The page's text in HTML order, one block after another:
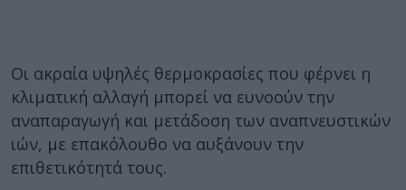
Οι ακραία υψηλές θερμοκρασίες που φέρνει η
κλιματική αλλαγή μπορεί να ευνοούν την
αναπαραγωγή και μετάδοση των αναπνευστικών
ιών, με επακόλουθο να αυξάνουν την
επιθετικότητά τους.